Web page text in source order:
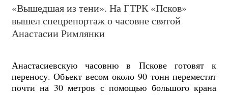
«Вышедшая из тени». На ГТРК «Псков»
вышел спецрепортаж о часовне святой
Анастасии Римлянки
Анастасиевскую часовню в Пскове готовят к
переносу. Объект весом около 90 тонн переместят
почти на 30 метров с помощью большого крана